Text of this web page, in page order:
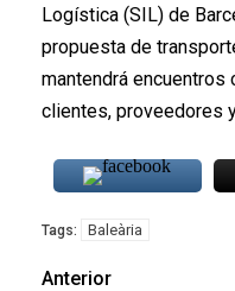
Logística (SIL) de
propuesta de
mantendrá
clientes, proveedores
Tags: Baleària
Anterior